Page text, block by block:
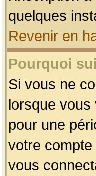
quelques
Revenir en
Pourquoi
Si vous ne
lorsque
pour une
votre
vous